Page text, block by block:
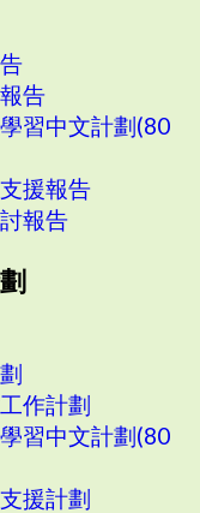
告
習中文計劃(80
援報告
報告
作計劃
習中文計劃(80
援計劃